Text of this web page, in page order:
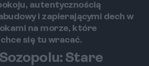
autentycznością
i zapierającymi dech w
na morze, które
się tu wracać.
Stare